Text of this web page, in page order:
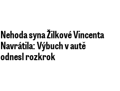
Nehoda syna Žilkové Vincenta
Navrátila: Výbuch v autě
odnesl rozkrok